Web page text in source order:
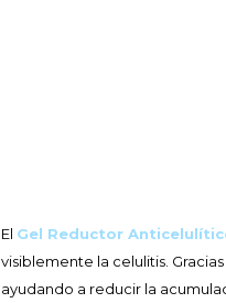
El Gel Reductor
visiblemente la celulitis.
ayudando a reducir la